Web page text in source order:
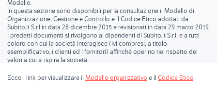
Modello.
In questa sezione sono disponibili per la consultazione il Modello di
Organizzazione, Gestione e Controllo e il Codice Etico adottati da
Subito.it S.r.l in data 28 dicembre 2015 e revisionati in data 29 marzo 2019.
I predetti documenti si rivolgono ai dipendenti di Subito.it S.r.l. e a tutti
coloro con cui la società interagisce (ivi compresi, a titolo
esemplificativo, i clienti ed i fornitori) affinché operino nel rispetto dei
valori a cui si ispira la società.
Ecco i link per visualizzare il Modello organizzativo e il Codice Etico.